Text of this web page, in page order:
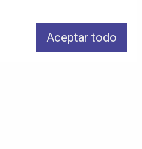
Aceptar todo